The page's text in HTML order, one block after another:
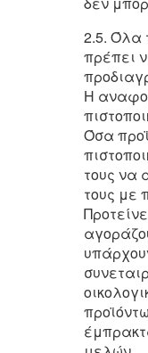
2.5. Όλα
πρέπει
Η
Όσα
τους να
τους με